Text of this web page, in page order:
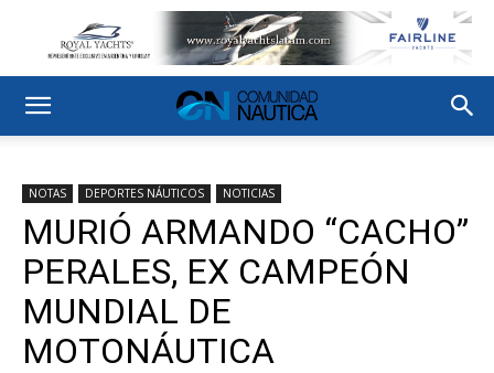
NOTAS DEPORTES NÁUTICOS NOTICIAS
MURIÓ ARMANDO “CACHO”
PERALES, EX CAMPEÓN
MUNDIAL DE
MOTONÁUTICA